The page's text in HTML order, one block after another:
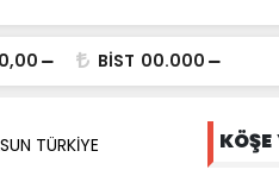
BİST 00.000
TÜRKİYE KÖŞE